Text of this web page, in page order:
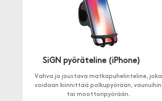
SiGN pyöräteline (iPhone)
Vahva ja joustava matkapuhelinteline, joka
voidaan kiinnittää polkupyörään, vaunuihin
tai moottoripyörään.